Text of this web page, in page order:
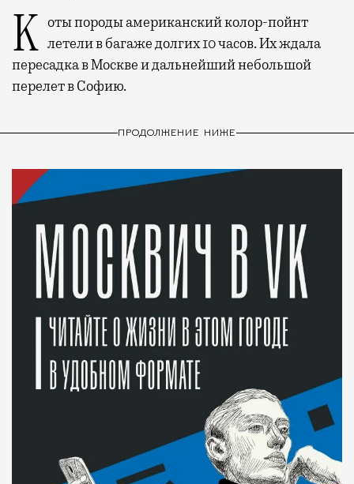
Коты породы американский колор-пойнт летели в багаже долгих 10 часов. Их ждала
пересадка в Москве и дальнейший небольшой
перелет в Софию.
ПРОДОЛЖЕНИЕ НИЖЕ